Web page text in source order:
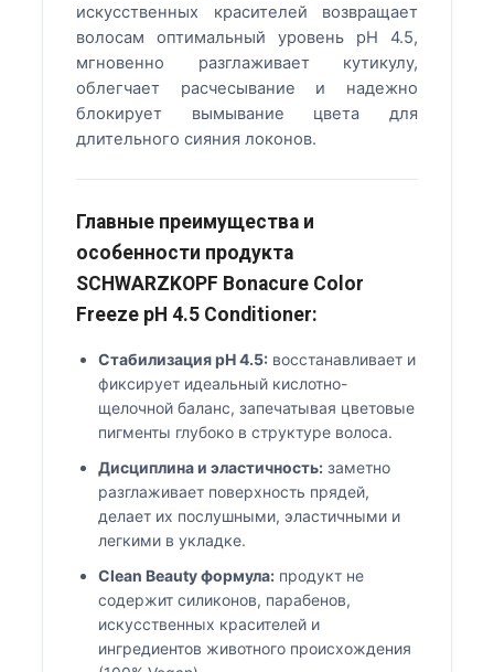
искусственных красителей возвращает
волосам оптимальный уровень pH 4.5,
мгновенно разглаживает кутикулу,
облегчает расчесывание и надежно
блокирует вымывание цвета для
длительного сияния локонов.
Главные преимущества и
особенности продукта
SCHWARZKOPF Bonacure Color
Freeze pH 4.5 Conditioner:
Стабилизация pH 4.5: восстанавливает и
фиксирует идеальный кислотно-
щелочной баланс, запечатывая цветовые
пигменты глубоко в структуре волоса.
Дисциплина и эластичность: заметно
разглаживает поверхность прядей,
делает их послушными, эластичными и
легкими в укладке.
Clean Beauty формула: продукт не
содержит силиконов, парабенов,
искусственных красителей и
ингредиентов животного происхождения